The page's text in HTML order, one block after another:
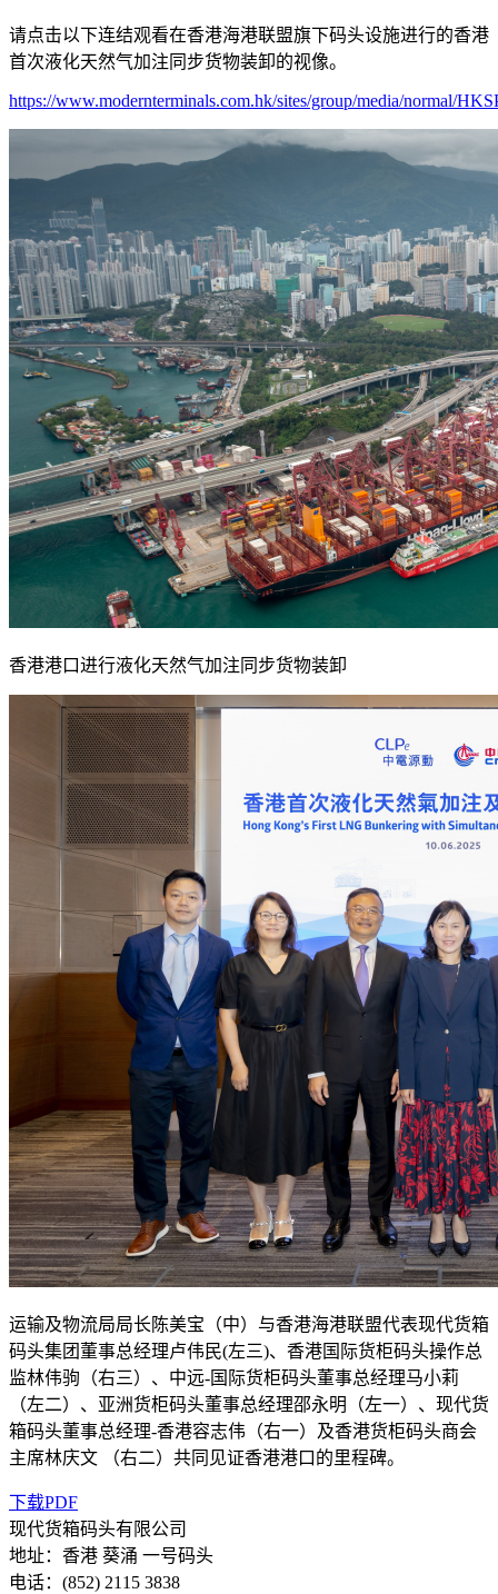
请点击以下连结观看在香港海港联盟旗下码头设施进行的香港
首次液化天然气加注同步货物装卸的视像。
https://www.modernterminals.com.hk/sites/group/media/normal/
香港港口进行液化天然气加注同步货物装卸
运输及物流局局长陈美宝（中）与香港海港联盟代表现代货箱
码头集团董事总经理卢伟民(左三)、香港国际货柜码头操作总
监林伟驹（右三）、中远-国际货柜码头董事总经理马小莉
（左二）、亚洲货柜码头董事总经理邵永明（左一）、现代货
箱码头董事总经理-香港容志伟（右一）及香港货柜码头商会
主席林庆文 （右二）共同见证香港港口的里程碑。
下载PDF
现代货箱码头有限公司
地址：香港 葵涌 一号码头
电话：(852) 2115 3838